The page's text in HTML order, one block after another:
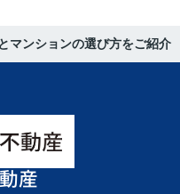
マンションの選び方をご紹介
産